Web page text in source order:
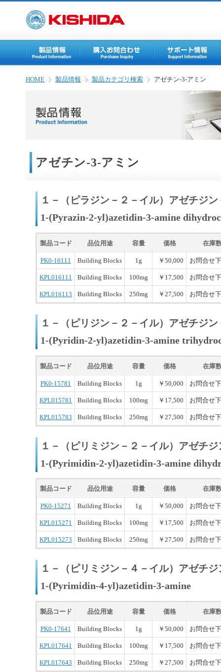
HOME 製品情報 製品カテゴリ検索 アゼチン-3-アミン
アゼチン-3-アミン
１－（ピラジン－２－イル）アゼチジ
1-(Pyrazin-2-yl)azetidin-3-amine
製品コード 品位用途 容量 価格 在庫
PK0-16111 Building Blocks 1g ￥50,000 お問合せ
KPL016111 Building Blocks 100mg ￥17,500 お問合せ
KPL016113 Building Blocks 250mg ￥27,500 お問合せ
１－（ピリジン－２－イル）アゼチジ
1-(Pyridin-2-yl)azetidin-3-amine
製品コード 品位用途 容量 価格 在庫
PK0-15781 Building Blocks 1g ￥50,000 お問合せ
KPL015781 Building Blocks 100mg ￥17,500 お問合せ
KPL015783 Building Blocks 250mg ￥27,500 お問合せ
１－（ピリミジン－２－イル）アゼチ
1-(Pyrimidin-2-yl)azetidin-3-amine
製品コード 品位用途 容量 価格 在庫
PK0-15271 Building Blocks 1g ￥50,000 お問合せ
KPL015271 Building Blocks 100mg ￥17,500 お問合せ
KPL015273 Building Blocks 250mg ￥27,500 お問合せ
１－（ピリミジン－４－イル）アゼチ
1-(Pyrimidin-4-yl)azetidin-3-amine
製品コード 品位用途 容量 価格 在庫
PK0-17641 Building Blocks 1g ￥50,000 お問合せ
KPL017641 Building Blocks 100mg ￥17,500 お問合せ
KPL017643 Building Blocks 250mg ￥27,500 お問合せ